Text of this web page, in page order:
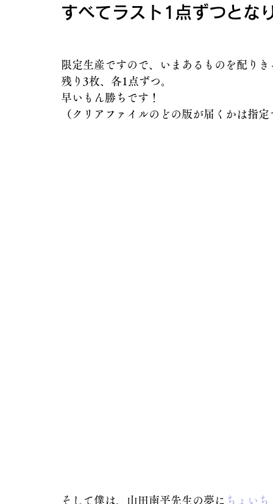
すべてラスト1点ずつとな
限定生産ですので、いまあるものを配り
残り3枚、各1点ずつ。
早いもん勝ちです！
（クリアファイルのどの版が届くかは指
そして僕は、山田南平先生の夢に ちょい